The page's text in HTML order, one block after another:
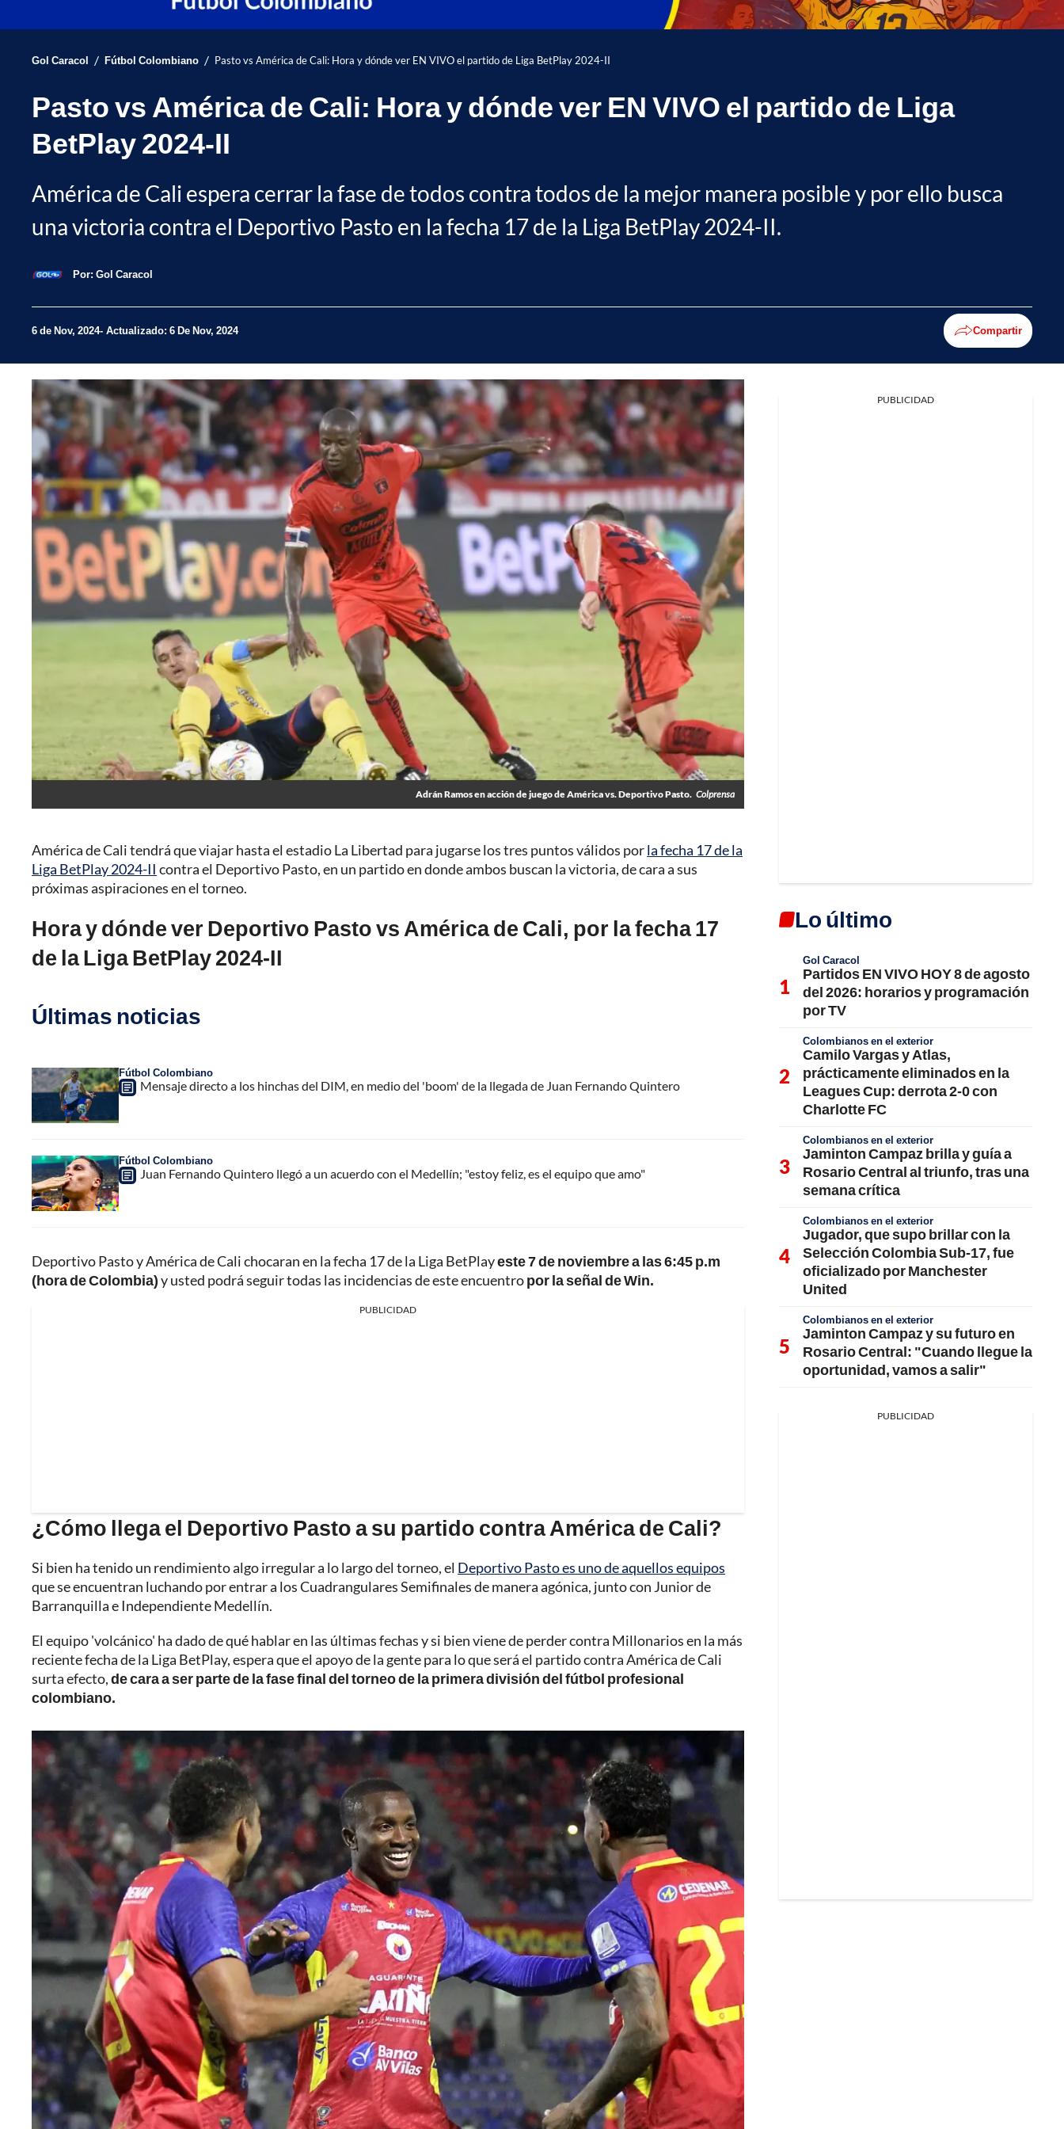
Gol Caracol / Fútbol Colombiano / Pasto vs América de Cali: Hora y dónde ver EN VIVO el partido de Liga BetPlay 2024-II
Pasto vs América de Cali: Hora y dónde ver EN VIVO el partido de Liga
BetPlay 2024-II
América de Cali espera cerrar la fase de todos contra todos de la mejor manera posible y por ello busca
una victoria contra el Deportivo Pasto en la fecha 17 de la Liga BetPlay 2024-II.
Por: Gol Caracol
6 de Nov, 2024 Actualizado: 6 De Nov, 2024 Compartir
Adrán Ramos en acción de juego de América vs. Deportivo Pasto. Colprensa
América de Cali tendrá que viajar hasta el estadio La Libertad para jugarse los tres puntos válidos porla fecha 17 de la
Liga BetPlay 2024-II contra el Deportivo Pasto, en un partido en donde ambos buscan la victoria, de cara a sus
próximas aspiraciones en el torneo.
Hora y dónde ver Deportivo Pasto vs América de Cali, por la fecha 17
de la Liga BetPlay 2024-II
Últimas noticias
Fútbol Colombiano
Mensaje directo a los hinchas del DIM, en medio del 'boom' de la llegada de Juan Fernando Quintero
Fútbol Colombiano
Juan Fernando Quintero llegó a un acuerdo con el Medellín; "estoy feliz, es el equipo que amo"
Deportivo Pasto y América de Cali chocaran en la fecha 17 de la Liga BetPlayeste 7 de noviembre a las 6:45 p.m
(hora de Colombia)y usted podrá seguir todas las incidencias de este encuentropor la señal de Win.
PUBLICIDAD
¿Cómo llega el Deportivo Pasto a su partido contra América de Cali?
Si bien ha tenido un rendimiento algo irregular a lo largo del torneo, el Deportivo Pasto es uno de aquellos equipos
que se encuentran luchando por entrar a los Cuadrangulares Semifinales de manera agónica, junto con Junior de
Barranquilla e Independiente Medellín.
El equipo 'volcánico' ha dado de qué hablar en las últimas fechas y si bien viene de perder contra Millonarios en la más
reciente fecha de la Liga BetPlay, espera que el apoyo de la gente para lo que será el partido contra América de Cali
surta efecto,de cara a ser parte de la fase final del torneo de la primera división del fútbol profesional
colombiano.
PUBLICIDAD
Lo último
Gol Caracol
Partidos EN VIVO HOY 8 de agosto
del 2026: horarios y programación
por TV
Colombianos en el exterior
Camilo Vargas y Atlas,
prácticamente eliminados en la
Leagues Cup: derrota 2-0 con
Charlotte FC
Colombianos en el exterior
Jaminton Campaz brilla y guía a
Rosario Central al triunfo, tras una
semana crítica
Colombianos en el exterior
Jugador, que supo brillar con la
Selección Colombia Sub-17, fue
oficializado por Manchester
United
Colombianos en el exterior
Jaminton Campaz y su futuro en
Rosario Central: "Cuando llegue la
oportunidad, vamos a salir"
PUBLICIDAD